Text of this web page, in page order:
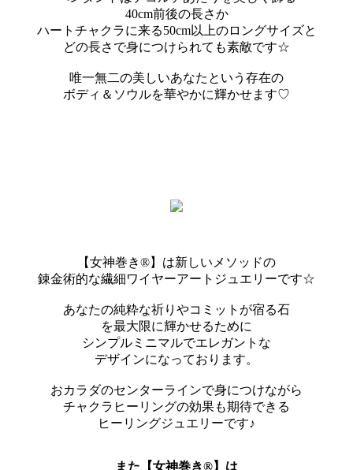
40cm前後の長さか
ハートチャクラに来る50cm以上のロングサイズと
どの長さで身につけられても素敵です☆
唯一無二の美しいあなたという存在の
ボディ＆ソウルを華やかに輝かせます♡
【女神巻き®】は新しいメソッドの
錬金術的な繊細ワイヤーアートジュエリーです☆
あなたの純粋な祈りやコミットが宿る石
を最大限に輝かせるために
シンプルミニマルでエレガントな
デザインになっております。
おカラダのセンターラインで身につけながら
チャクラヒーリングの効果も期待できる
ヒーリングジュエリーです♪
また【女神巻き®】は